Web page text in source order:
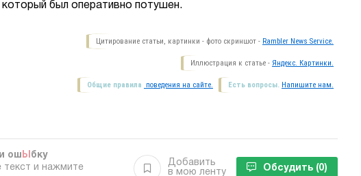
был оперативно потушен.
Цитирование статьи, картинки - фото скриншот - Rambler News Service.
Иллюстрация к статье - Яндекс. Картинки.
Есть вопросы. Напишите нам.
Общие правила поведения на сайте.
ош Ы бку
текст и нажмите
Добавить
в мою ленту
Обсудить (0)